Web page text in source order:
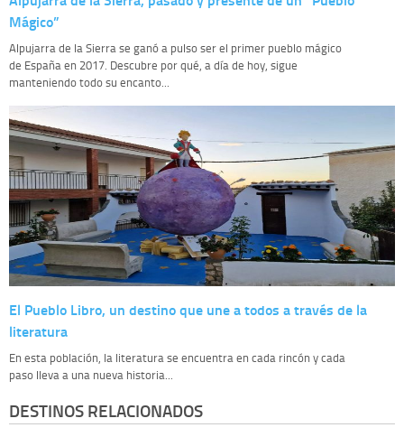
Mágico”
Alpujarra de la Sierra se ganó a pulso ser el primer pueblo mágico
de España en 2017. Descubre por qué, a día de hoy, sigue
manteniendo todo su encanto...
El Pueblo Libro, un destino que une a todos a través de la
literatura
En esta población, la literatura se encuentra en cada rincón y cada
paso lleva a una nueva historia...
DESTINOS RELACIONADOS